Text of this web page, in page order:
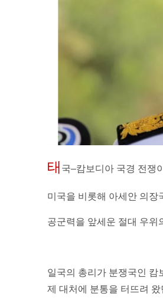
태 국–캄보디아 국경 전쟁
미국을 비롯해 아세안 의장
공군력을 앞세운 절대 우위
일국의 총리가 분쟁국인 캄
제 대처에 분통을 터뜨려